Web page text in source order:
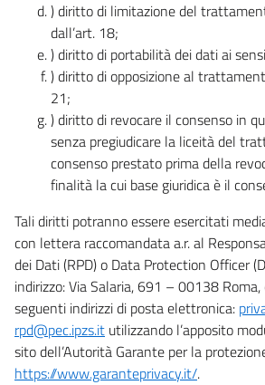
) diritto di limitazione del
dall’art. 18;
) diritto di portabilità dei dati ai
) diritto di opposizione al
21;
) diritto di revocare il consenso in
senza pregiudicare la liceità del
consenso prestato prima della
finalità la cui base giuridica è il
Tali diritti potranno essere esercitati
con lettera raccomandata a.r. al
dei Dati (RPD) o Data Protection Officer
indirizzo: Via Salaria, 691 – 00138
seguenti indirizzi di posta elettronica:
rpd@pec.ipzs.it utilizzando l’apposito
sito dell’Autorità Garante per la
https://www.garanteprivacy.it/.